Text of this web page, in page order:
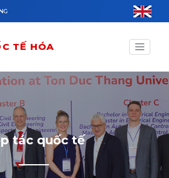
TẾ HÓA
tác quốc tế